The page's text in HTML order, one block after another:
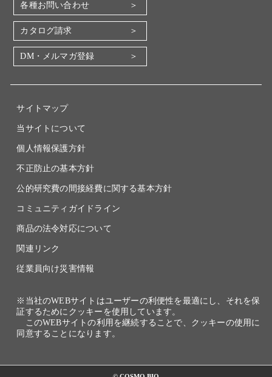
会社概要
地図・アクセス（本社）
IR情報
電子公告
各種お問い合わせ
カタログ請求
DM・メルマガ登録
サイトマップ
当サイトについて
個人情報保護方針
不正防止の基本方針
公的研究費の間接経費に関する基本方針
コミュニティガイドライン
商品の法令対応について
関連リンク
従業員向け災害情報
※当社のWEBサイトはユーザーの利便性を最適にし、それを保
証するためにクッキーを使用しています。
このWEBサイトの利用を継続することで、クッキーの使用に
同意することになります。